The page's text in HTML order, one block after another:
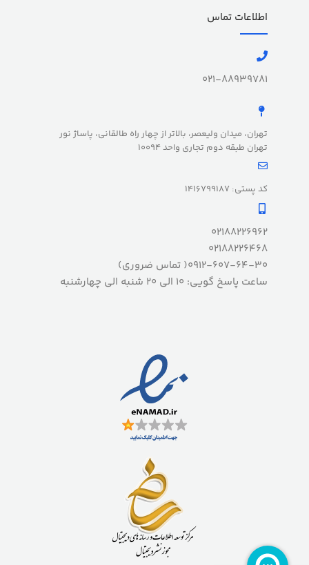
اطلاعات تماس
021-88939781
تهران، میدان ولیعصر، بالاتر از چهار راه طالقانی، پاساژ نور
تهران طبقه دوم تجاری واحد 10094
کد پستی: 1416799187
02188226962
02188226468
0912-607-64-30( تماس ضروری)
ساعت پاسخ گویی: 10 الی 20 شنبه الی چهارشنبه